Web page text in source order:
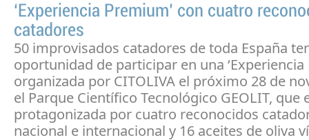
‘Experiencia Premium’ con cuatro
catadores
50 improvisados catadores de toda España
oportunidad de participar en una ‘Experiencia
organizada por CITOLIVA el próximo 28 de
el Parque Científico Tecnológico GEOLIT, que
protagonizada por cuatro reconocidos
nacional e internacional y 16 aceites de oliva